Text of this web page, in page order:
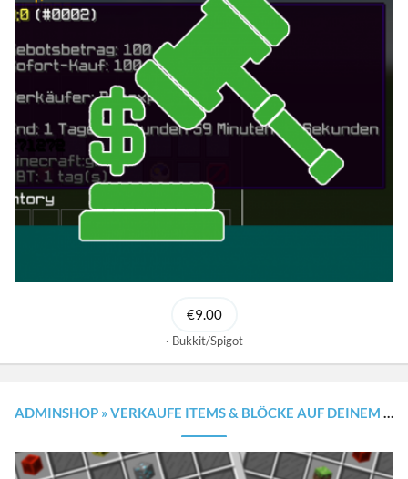
€9.00
Bukkit/Spigot
ADMINSHOP » VERKAUFE ITEMS & BLÖCKE AUF DEINEM SERVER MIT KATEGORIEN [1.8.X - 1.20.X]